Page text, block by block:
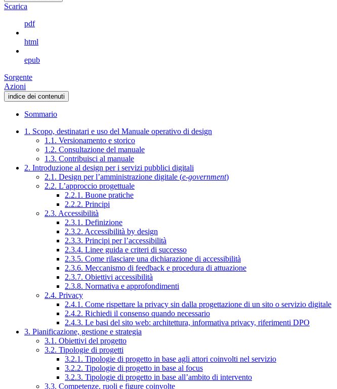
Scarica
pdf
html
epub
Sorgente
Azioni
indice dei contenuti
Sommario
1. Scopo, destinatari e uso del Manuale operativo di design
1.1. Versionamento e storico
1.2. Consultazione del manuale
1.3. Contribuisci al manuale
2. Introduzione al design per i servizi pubblici digitali
2.1. Design per l’amministrazione digitale (e-government)
2.2. L’approccio progettuale
2.2.1. Buone pratiche
2.2.2. Principi
2.3. Accessibilità
2.3.1. Definizione
2.3.2. Accessibilità by design
2.3.3. Principi per l’accessibilità
2.3.4. Linee guida e criteri di successo
2.3.5. Come rilasciare una dichiarazione di accessibilità
2.3.6. Meccanismo di feedback e procedura di attuazione
2.3.7. Obiettivi accessibilità
2.3.8. Normativa e approfondimenti
2.4. Privacy
2.4.1. Come rispettare la privacy sin dalla progettazione di un sito o servizio digitale
2.4.2. Richiedi il consenso quando necessario
2.4.3. Le basi del sito web: architettura, informativa privacy, riferimenti DPO
3. Pianificazione, gestione e strategia
3.1. Obiettivi del progetto
3.2. Tipologie di progetti
3.2.1. Tipologie di progetto in base agli attori coinvolti nel servizio
3.2.2. Tipologie di progetto in base al focus
3.2.3. Tipologie di progetto in base all’ambito di intervento
3.3. Competenze, ruoli e figure coinvolte